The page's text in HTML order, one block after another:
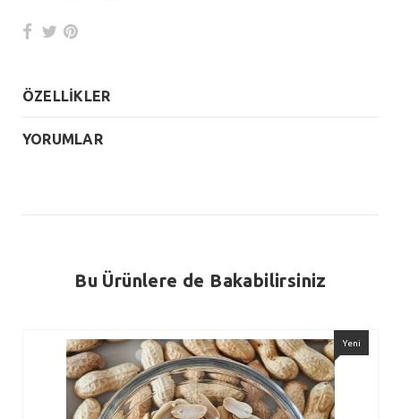
ÖZELLİKLER
YORUMLAR
Bu Ürünlere de Bakabilirsiniz
Yeni